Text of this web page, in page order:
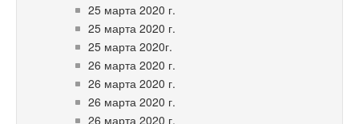
25 марта 2020 г.
25 марта 2020 г.
25 марта 2020г.
26 марта 2020 г.
26 марта 2020 г.
26 марта 2020 г.
26 марта 2020 г.